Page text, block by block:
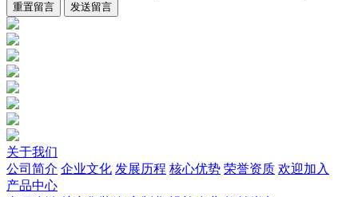
重置留言 发送留言
关于我们
公司简介 企业文化 发展历程 核心优势 荣誉资质 欢迎加入
产品中心